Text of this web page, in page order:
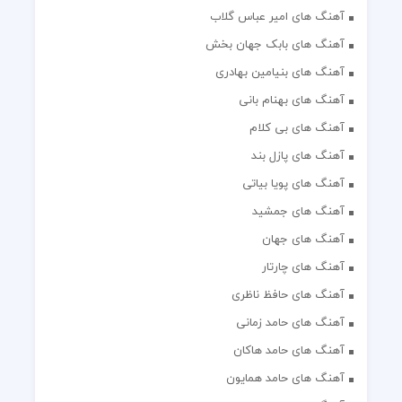
آهنگ های امیر عباس گلاب
آهنگ های بابک جهان بخش
آهنگ های بنیامین بهادری
آهنگ های بهنام بانی
آهنگ های بی کلام
آهنگ های پازل بند
آهنگ های پویا بیاتی
آهنگ های جمشید
آهنگ های جهان
آهنگ های چارتار
آهنگ های حافظ ناظری
آهنگ های حامد زمانی
آهنگ های حامد هاکان
آهنگ های حامد همایون